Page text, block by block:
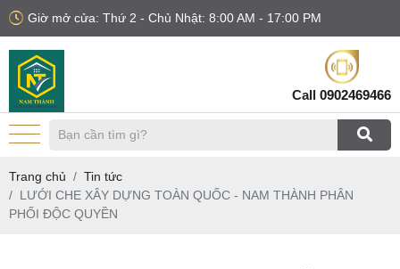
Giờ mở cửa: Thứ 2 - Chủ Nhật: 8:00 AM - 17:00 PM
Call 0902469466
Trang chủ
Tin tức
LƯỚI CHE XÂY DỰNG TOÀN QUỐC - NAM THÀNH PHÂN
PHỐI ĐỘC QUYỀN